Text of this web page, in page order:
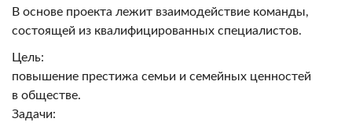
В основе проекта лежит взаимодействие команды,
состоящей из квалифицированных специалистов.
Цель:
повышение престижа семьи и семейных ценностей
в обществе.
Задачи: